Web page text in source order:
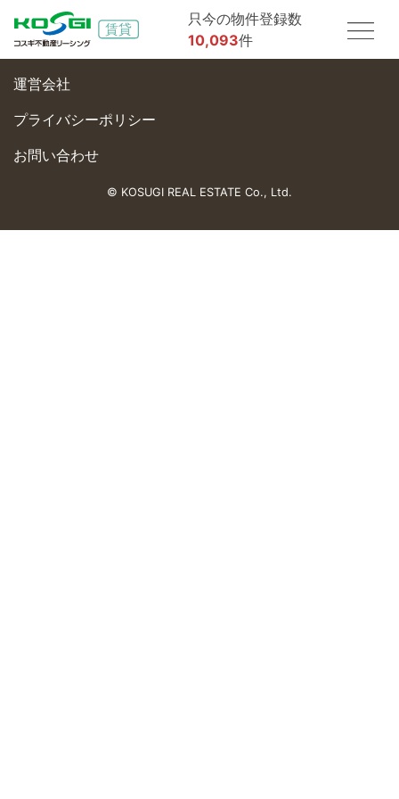
只今の物件登録数
10,093件
運営会社
プライバシーポリシー
お問い合わせ
© KOSUGI REAL ESTATE Co., Ltd.